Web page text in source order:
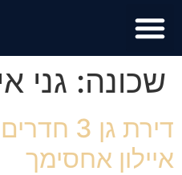
שכונה: גני
דירת גן
איילון אחסימך